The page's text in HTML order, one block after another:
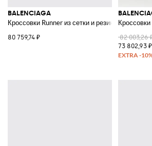
BALENCIAGA
Кроссовки Runner из сетки и резины
80 759,74 ₽
82 003,26
73 802,93 ₽